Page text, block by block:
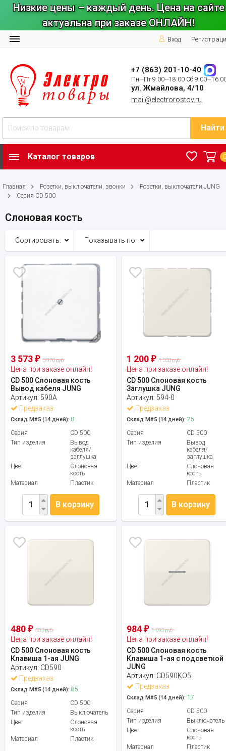
Низкие цены – каждый день. Цена на сайте
актуальна при заказе ОНЛАЙН!
Вход
+7 (863) 201-10-40
Пн—Пт 9:00—18:00 Сб
ул. Жмайлова, 4/10
mail@electrorostov.ru
Найти
Каталог товаров
Главная Розетки, выключатели, звонки
Розетки, выключатели JUNG
Серия CD 500
Слоновая кость
Сортировать: Показывать по:
3 573 ₽ 3 970 руб.
Цена при заказе онлайн!
CD 500 Слоновая кость
Вывод кабеля JUNG
Артикул: 590A
Предзаказ
Склад М#5 (14 дней): 8
Серия
CD 500
Тип изделия
Вывод
кабеля/
заглушка
Цвет
Слоновая
кость
Материал
Пластик
В корзину
1 200₽ 1 333 руб.
Цена при заказе онлайн!
CD 500 Слоновая кость
Заглушка JUNG
Артикул: 594-0
Предзаказ
Склад М#5 (14 дней): 25
Серия
CD 500
Тип изделия
Вывод
кабеля/
заглушка
Цвет
Слоновая
кость
Материал
Пластик
В корзину
480 ₽ 533 руб.
Цена при заказе онлайн!
CD 500 Слоновая кость
Клавиша 1-ая JUNG
Артикул: CD590
Предзаказ
Склад М#5 (14 дней): 85
Серия
CD 500
Тип изделия
Выключатель
Цвет
Слоновая
кость
Материал
Пластик
984₽ 1 093 руб.
Цена при заказе онлайн!
CD 500 Слоновая кость
Клавиша 1-ая с подсветкой
JUNG
Артикул: CD590KO5
Предзаказ
Склад М#5 (14 дней): 17
Серия
CD 500
Тип изделия
Выключатель
Цвет
Слоновая
кость
Материал
Пластик